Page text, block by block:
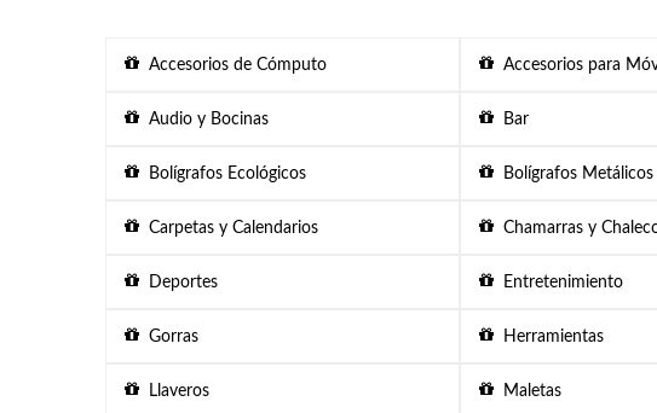
Accesorios de Cómputo Accesorios para
Audio y Bocinas Bar
Bolígrafos Ecológicos Bolígrafos Metálicos
Carpetas y Calendarios Chamarras y
Deportes Entretenimiento
Gorras Herramientas
Llaveros Maletas